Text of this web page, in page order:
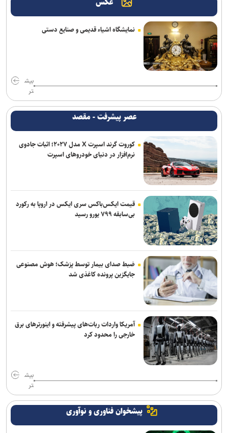
عکس
نمایشگاه اشیاء قدیمی و صنایع دستی
بیش
تر
عصر پیشرفت - مقصد
کوروت گرند اسپرت X مدل ۲۰۲۷؛ اثبات جادوی
نرم‌افزار در دنیای خودروهای اسپرت
قیمت ایکس‌باکس سری ایکس در اروپا به رکورد
بی‌سابقه ۷۹۹ یورو رسید
ضبط صدای بیمار توسط پزشک؛ هوش مصنوعی
جایگزین پرونده کاغذی شد
آمریکا واردات ربات‌های پیشرفته و اینورترهای برق
خارجی را محدود کرد
بیش
تر
پیشخوان فناوری و نوآوری